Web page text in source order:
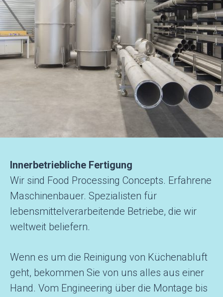
Innerbetriebliche Fertigung
Wir sind Food Processing Concepts. Erfahrene
Maschinenbauer. Spezialisten für
lebensmittelverarbeitende Betriebe, die wir
weltweit beliefern.
Wenn es um die Reinigung von Küchenabluft
geht, bekommen Sie von uns alles aus einer
Hand. Vom Engineering über die Montage bis